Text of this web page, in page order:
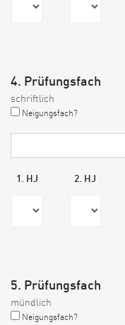
4. Prüfungsfach
schriftlich
Neigungsfach?
1. HJ 2. HJ
5. Prüfungsfach
mündlich
Neigungsfach?